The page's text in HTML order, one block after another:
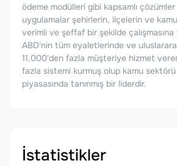
ödeme modülleri gibi kapsamlı
uygulamalar şehirlerin, ilçelerin ve kamu
verimli ve şeffaf bir şekilde çalışmasına
ABD'nin tüm eyaletlerinde ve
11,000'den fazla müşteriye hizmet
fazla sistemi kurmuş olup kamu sektörü
piyasasında tanınmış bir liderdir.
İstatistikler